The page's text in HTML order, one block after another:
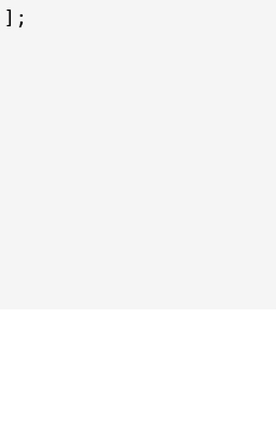
];